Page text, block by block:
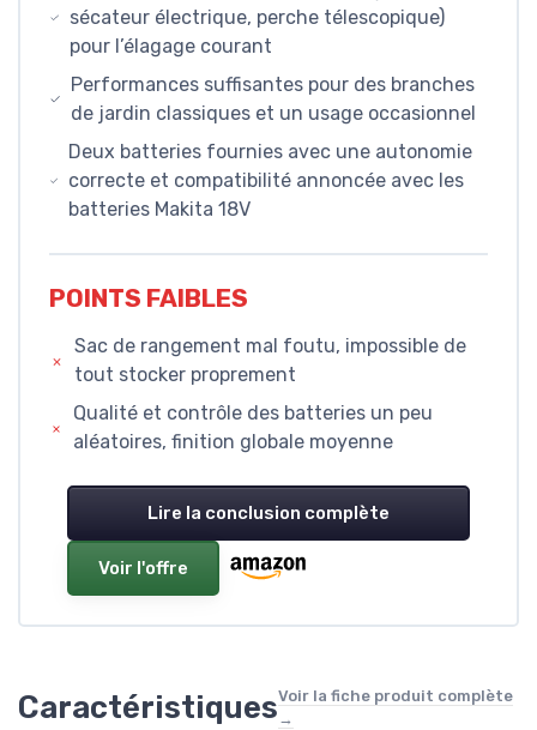
sécateur électrique, perche télescopique)
pour l’élagage courant
Performances suffisantes pour des branches
de jardin classiques et un usage occasionnel
Deux batteries fournies avec une autonomie
correcte et compatibilité annoncée avec les
batteries Makita 18V
POINTS FAIBLES
Sac de rangement mal foutu, impossible de
tout stocker proprement
Qualité et contrôle des batteries un peu
aléatoires, finition globale moyenne
Lire la conclusion complète
Voir l'offre
CaractéristiquesVoir la fiche produit complète
→